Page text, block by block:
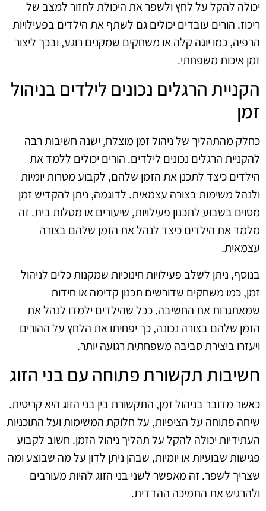
יכולה להקל על לחץ ולשפר את היכולת לחזור למצב של
ריכוז. הורים עובדים יכולים גם לשתף את הילדים בפעילויות
הרפיה, כמו יוגה קלה או משחקים שמקנים רוגע, ובכך ליצור
זמן איכות משפחתי.
הקניית הרגלים נכונים לילדים בניהול
זמן
כחלק מהתהליך של ניהול זמן מוצלח, ישנה חשיבות רבה
להקניית הרגלים נכונים לילדים. הורים יכולים ללמד את
הילדים כיצד לתכנן את הזמן שלהם, לקבוע מטרות יומיות
ולנהל משימות בצורה עצמאית. לדוגמה, ניתן להקדיש זמן
מסוים בשבוע לתכנון פעילויות, שיעורים או מטלות בית. זה
מלמד את הילדים כיצד לנהל את הזמן שלהם בצורה
עצמאית.
בנוסף, ניתן לשלב פעילויות חינוכיות שמקנות כלים לניהול
זמן, כמו משחקים שדורשים תכנון קדימה או חידות
שמאתגרות את החשיבה. ככל שהילדים ילמדו לנהל את
הזמן שלהם בצורה נכונה, כך יפחיתו את הלחץ על ההורים
ויעזרו ביצירת סביבה משפחתית רגועה יותר.
חשיבות תקשורת פתוחה עם בני הזוג
כאשר מדובר בניהול זמן, התקשורת בין בני הזוג היא קריטית.
שיחה פתוחה על הציפיות, על חלוקת המשימות ועל התוכניות
העתידיות יכולה להקל על תהליך ניהול הזמן. חשוב לקבוע
פגישות שבועיות או יומיות, שבהן ניתן לדון על מה שבוצע ומה
שצריך לשפר. זה מאפשר לשני בני הזוג להיות מעורבים
ולהרגיש את התמיכה ההדדית.